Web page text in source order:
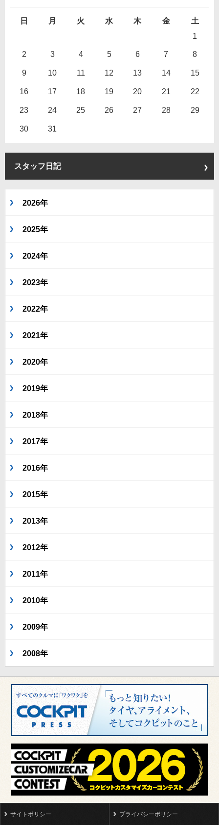
日 月 火 水 木 金
土
1
2 3 4 5 6 7 8
9 10 11 12 13 14 15
16 17 18 19 20 21 22
23 24 25 26 27 28 29
30 31
スタッフ日記
2026年
2025年
2024年
2023年
2022年
2021年
2020年
2019年
2018年
2017年
2016年
2015年
2013年
2012年
2011年
2010年
2009年
2008年
サイトポリシー プライバシーポリシー